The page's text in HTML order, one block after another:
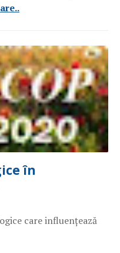
în
care influențează